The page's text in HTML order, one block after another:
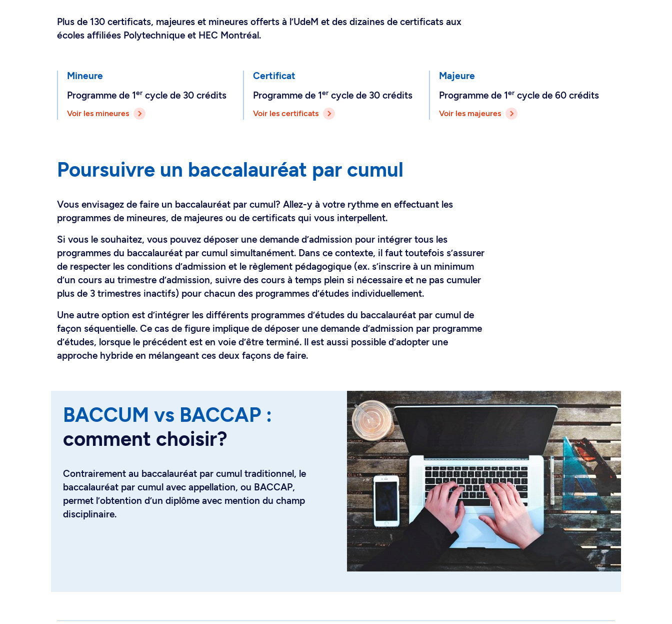
Plus de 130 certificats, majeures et mineures offerts à l’UdeM et des dizaines de certificats aux
écoles affiliées Polytechnique et HEC Montréal.
Mineure
Programme de 1er cycle de 30 crédits
Voir les mineures
Certificat
Programme de 1er cycle de 30 crédits
Voir les certificats
Majeure
Programme de 1er cycle de 60 crédits
Voir les majeures
Poursuivre un baccalauréat par cumul
Vous envisagez de faire un baccalauréat par cumul? Allez-y à votre rythme en effectuant les
programmes de mineures, de majeures ou de certificats qui vous interpellent.
Si vous le souhaitez, vous pouvez déposer une demande d’admission pour intégrer tous les
programmes du baccalauréat par cumul simultanément. Dans ce contexte, il faut toutefois s’assurer
de respecter les conditions d’admission et le règlement pédagogique (ex. s’inscrire à un minimum
d’un cours au trimestre d’admission, suivre des cours à temps plein si nécessaire et ne pas cumuler
plus de 3 trimestres inactifs) pour chacun des programmes d’études individuellement.
Une autre option est d’intégrer les différents programmes d’études du baccalauréat par cumul de
façon séquentielle. Ce cas de figure implique de déposer une demande d’admission par programme
d’études, lorsque le précédent est en voie d’être terminé. Il est aussi possible d’adopter une
approche hybride en mélangeant ces deux façons de faire.
BACCUM vs BACCAP :
comment choisir?
Contrairement au baccalauréat par cumul traditionnel, le
baccalauréat par cumul avec appellation, ou BACCAP,
permet l’obtention d’un diplôme avec mention du champ
disciplinaire.